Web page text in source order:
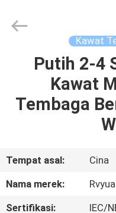
RUMAH
PRODUK
TENTANG
Material
Co,.Ltd.
Kawat
Putih 2-4
Kawat
Tembaga
Tempat asal:
Cina
Nama merek:
Sertifikasi:
IEC/